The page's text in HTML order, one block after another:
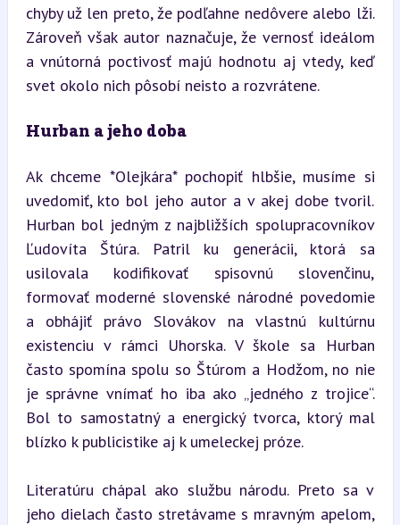
chyby už len preto, že podľahne nedôvere alebo lži.
Zároveň však autor naznačuje, že vernosť ideálom
a vnútorná poctivosť majú hodnotu aj vtedy, keď
svet okolo nich pôsobí neisto a rozvrátene.
Hurban a jeho doba
Ak chceme *Olejkára* pochopiť hlbšie, musíme si
uvedomiť, kto bol jeho autor a v akej dobe tvoril.
Hurban bol jedným z najbližších spolupracovníkov
Ľudovíta Štúra. Patril ku generácii, ktorá sa
usilovala kodifikovať spisovnú slovenčinu,
formovať moderné slovenské národné povedomie
a obhájiť právo Slovákov na vlastnú kultúrnu
existenciu v rámci Uhorska. V škole sa Hurban
často spomína spolu so Štúrom a Hodžom, no nie
je správne vnímať ho iba ako „jedného z trojice“.
Bol to samostatný a energický tvorca, ktorý mal
blízko k publicistike aj k umeleckej próze.
Literatúru chápal ako službu národu. Preto sa v
jeho dielach často stretávame s mravným apelom,